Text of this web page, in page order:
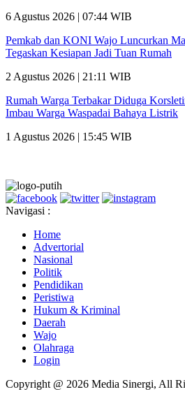
6 Agustus 2026 | 07:44 WIB
Pemkab dan KONI Wajo Luncurkan
Tegaskan Kesiapan Jadi Tuan Rumah
2 Agustus 2026 | 21:11 WIB
Rumah Warga Terbakar Diduga
Imbau Warga Waspadai Bahaya Listrik
1 Agustus 2026 | 15:45 WIB
Navigasi :
Home
Advertorial
Nasional
Politik
Pendidikan
Peristiwa
Hukum & Kriminal
Daerah
Wajo
Olahraga
Login
Copyright @ 2026 Media Sinergi, All